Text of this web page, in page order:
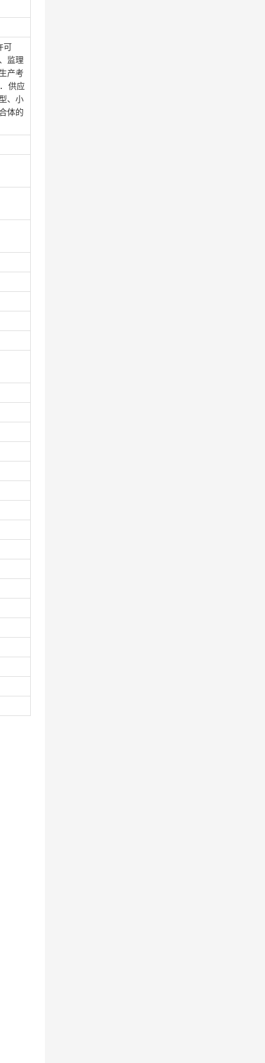
可
监理
产考
供应
、小
体的